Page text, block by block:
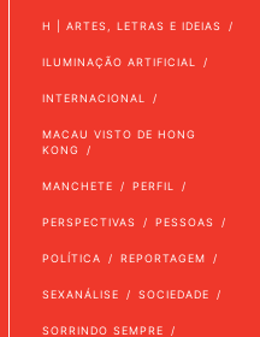
H | ARTES, LETRAS E IDEIAS
ILUMINAÇÃO ARTIFICIAL
INTERNACIONAL
MACAU VISTO DE HONG
KONG
MANCHETE PERFIL
PERSPECTIVAS PESSOAS
POLÍTICA REPORTAGEM
SEXANÁLISE SOCIEDADE
SORRINDO SEMPRE